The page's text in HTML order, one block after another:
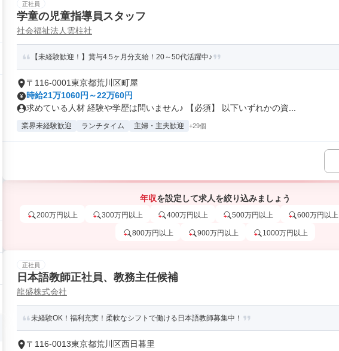
正社員
学童の児童指導員スタッフ
社会福祉法人雲柱社
【未経験歓迎！】賞与4.5ヶ月分支給！20～50代活躍中♪
〒116-0001東京都荒川区町屋
時給21万1060円～22万60円
求めている人材 経験や学歴は問いません♪ 【必須】 以下いずれかの資...
業界未経験歓迎 ランチタイム 主婦・主夫歓迎 +29個
年収を設定して求人を絞り込みましょう
200万円以上 300万円以上 400万円以上 500万円以上 600万円以上
800万円以上 900万円以上 1000万円以上
正社員
日本語教師正社員、教務主任候補
龍盛株式会社
未経験OK！福利充実！柔軟なシフトで働ける日本語教師募集中！
〒116-0013東京都荒川区西日暮里